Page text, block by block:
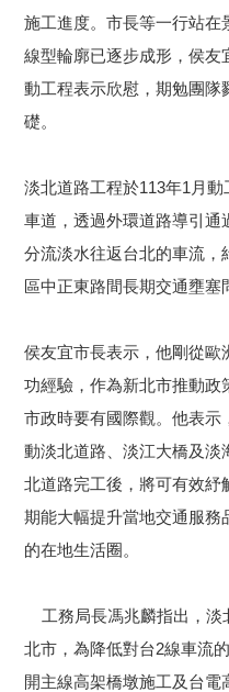
施工進度。市長等一行站在
線型輪廓已逐步成形，侯友
動工程表示欣慰，期勉團隊
礎。
淡北道路工程於113年1月
車道，透過外環道路導引通
分流淡水往返台北的車流，
區中正東路間長期交通壅塞
侯友宜市長表示，他剛從歐
功經驗，作為新北市推動政
市政時要有國際觀。他表示
動淡北道路、淡江大橋及淡
北道路完工後，將可有效紓
期能大幅提升當地交通服務
的在地生活圈。
工務局長馮兆麟指出，淡
北市，為降低對台2線車流
開主線高架橋墩施工及台電